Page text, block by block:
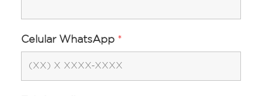
Celular WhatsApp *